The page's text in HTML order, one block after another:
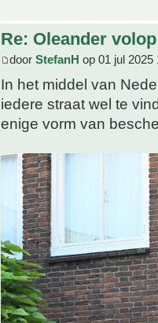
Re: Oleander
door StefanH op 01 jul 2025
In het middel van
iedere straat wel te
enige vorm van